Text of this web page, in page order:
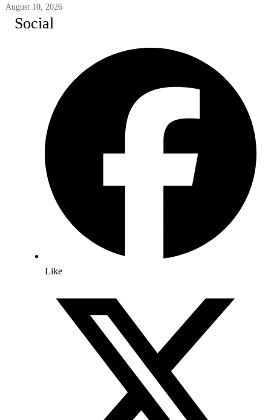
August 10, 2026
Social
Like